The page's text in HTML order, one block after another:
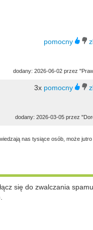
dodany: 2026-06-02 przez
3x
dodany: 2026-03-05 przez
nas tysiące osób, może
się do zwalczania spamu